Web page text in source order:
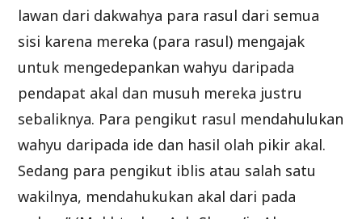
lawan dari dakwahya para rasul dari semua
sisi karena mereka (para rasul) mengajak
untuk mengedepankan wahyu daripada
pendapat akal dan musuh mereka justru
sebaliknya. Para pengikut rasul mendahulukan
wahyu daripada ide dan hasil olah pikir akal.
Sedang para pengikut iblis atau salah satu
wakilnya, mendahukukan akal dari pada